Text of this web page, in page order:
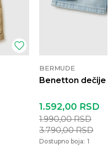
BERMUDE
Benetton dečije
1.592,00 RSD
1.990,00RSD
3.790,00RSD
Dostupno boja: 1